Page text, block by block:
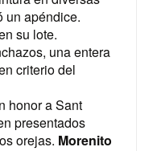
un apéndice.
su lote.
una entera
criterio del
honor a Sant
presentados
orejas. Morenito